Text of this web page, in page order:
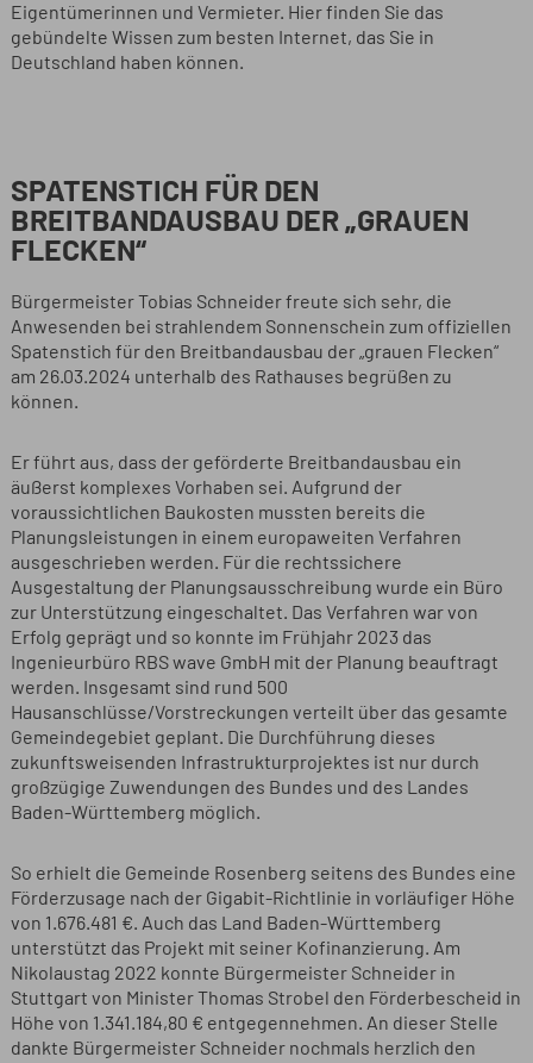
Eigentümerinnen und Vermieter. Hier finden Sie das
gebündelte Wissen zum besten Internet, das Sie in
Deutschland haben können.
SPATENSTICH FÜR DEN
BREITBANDAUSBAU DER „GRAUEN
FLECKEN“
Bürgermeister Tobias Schneider freute sich sehr, die
Anwesenden bei strahlendem Sonnenschein zum offiziellen
Spatenstich für den Breitbandausbau der „grauen Flecken“
am 26.03.2024 unterhalb des Rathauses begrüßen zu
können.
Er führt aus, dass der geförderte Breitbandausbau ein
äußerst komplexes Vorhaben sei. Aufgrund der
voraussichtlichen Baukosten mussten bereits die
Planungsleistungen in einem europaweiten Verfahren
ausgeschrieben werden. Für die rechtssichere
Ausgestaltung der Planungsausschreibung wurde ein Büro
zur Unterstützung eingeschaltet. Das Verfahren war von
Erfolg geprägt und so konnte im Frühjahr 2023 das
Ingenieurbüro RBS wave GmbH mit der Planung beauftragt
werden. Insgesamt sind rund 500
Hausanschlüsse/Vorstreckungen verteilt über das gesamte
Gemeindegebiet geplant. Die Durchführung dieses
zukunftsweisenden Infrastrukturprojektes ist nur durch
großzügige Zuwendungen des Bundes und des Landes
Baden-Württemberg möglich.
So erhielt die Gemeinde Rosenberg seitens des Bundes eine
Förderzusage nach der Gigabit-Richtlinie in vorläufiger Höhe
von 1.676.481 €. Auch das Land Baden-Württemberg
unterstützt das Projekt mit seiner Kofinanzierung. Am
Nikolaustag 2022 konnte Bürgermeister Schneider in
Stuttgart von Minister Thomas Strobel den Förderbescheid in
Höhe von 1.341.184,80 € entgegennehmen. An dieser Stelle
dankte Bürgermeister Schneider nochmals herzlich den